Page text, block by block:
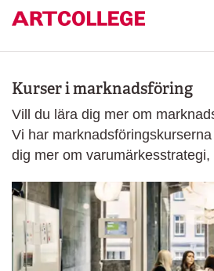
Kurser i marknadsföring
Vill du lära dig mer om
Vi har
dig mer om